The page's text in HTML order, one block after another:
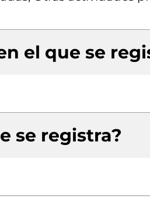
el que se
se registra?